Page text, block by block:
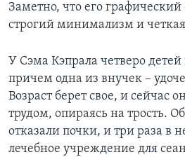
Заметно, что его графический
строгий минимализм и
У Сэма Кэпрала четверо
причем одна из внучек –
Возраст берет свое, и сейчас
трудом, опираясь на трость.
отказали почки, и три раза в
лечебное учреждение для